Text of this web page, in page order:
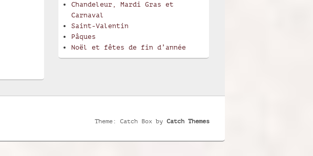
Chandeleur, Mardi Gras et
Carnaval
Saint-Valentin
Pâques
Noël et fêtes de fin d’année
Theme: Catch Box by Catch Themes